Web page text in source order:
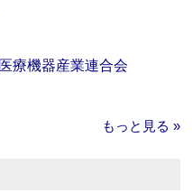
療機器産業連合会
もっと見る »